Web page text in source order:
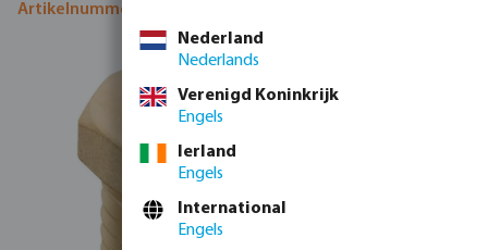
Artikelnummer 0710334
Afbeeldingengalerij overslaan
Nederland
Nederlands
Verenigd Koninkrijk
Engels
Ierland
Engels
International
Engels